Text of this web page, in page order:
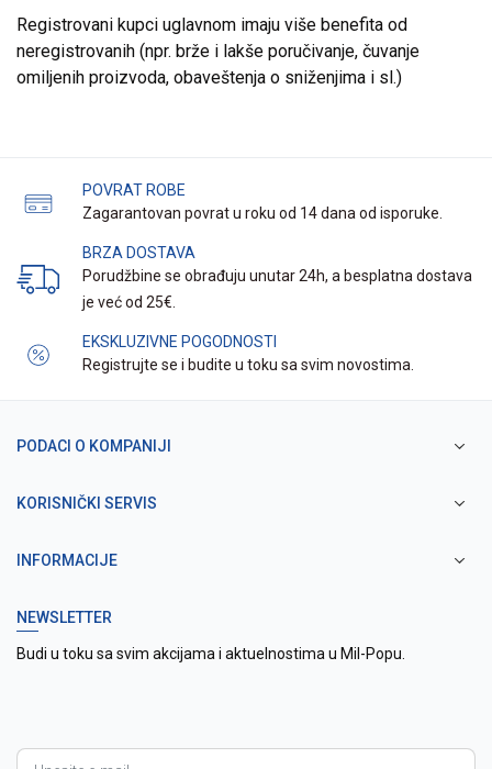
Registrovani kupci uglavnom imaju više benefita od
neregistrovanih (npr. brže i lakše poručivanje, čuvanje
omiljenih proizvoda, obaveštenja o sniženjima i sl.)
POVRAT ROBE
Zagarantovan povrat u roku od 14 dana od isporuke.
BRZA DOSTAVA
Porudžbine se obrađuju unutar 24h, a besplatna dostava
je već od 25€.
EKSKLUZIVNE POGODNOSTI
Registrujte se i budite u toku sa svim novostima.
PODACI O KOMPANIJI
KORISNIČKI SERVIS
INFORMACIJE
NEWSLETTER
Budi u toku sa svim akcijama i aktuelnostima u Mil-Popu.